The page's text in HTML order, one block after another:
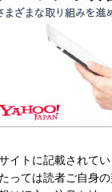
イトに記載されて
っては読者ご自身